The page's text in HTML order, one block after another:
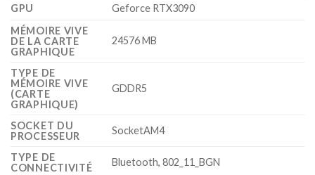
GPU
‎Geforce RTX3090
MÉMOIRE VIVE
DE LA CARTE
GRAPHIQUE
‎24576 MB
TYPE DE
MÉMOIRE VIVE
(CARTE
GRAPHIQUE)
‎GDDR5
SOCKET DU
PROCESSEUR
‎SocketAM4
TYPE DE
CONNECTIVITÉ
‎Bluetooth, 802_11_BGN